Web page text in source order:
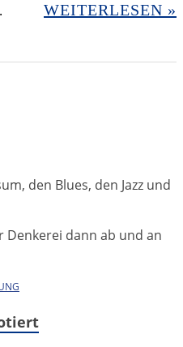
WEITERLESEN »
den Blues, den Jazz und
dann ab und an